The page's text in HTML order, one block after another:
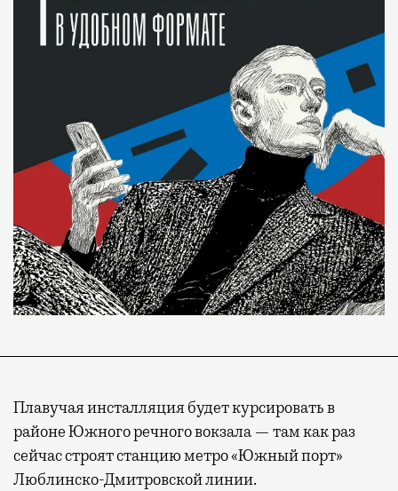
Плавучая инсталляция будет курсировать в
районе Южного речного вокзала — там как раз
сейчас строят станцию метро «Южный порт»
Люблинско-Дмитровской линии.